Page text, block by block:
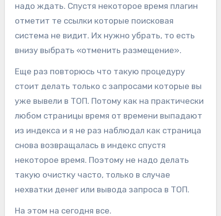
надо ждать. Спустя некоторое время плагин
отметит те ссылки которые поисковая
система не видит. Их нужно убрать, то есть
внизу выбрать «отменить размещение».
Еще раз повторюсь что такую процедуру
стоит делать только с запросами которые вы
уже вывели в ТОП. Потому как на практически
любом страницы время от времени выпадают
из индекса и я не раз наблюдал как страница
снова возвращалась в индекс спустя
некоторое время. Поэтому не надо делать
такую очистку часто, только в случае
нехватки денег или вывода запроса в ТОП.
На этом на сегодня все.